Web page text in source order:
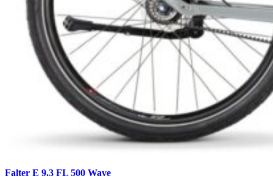
Falter E 9.3 FL 500 Wave